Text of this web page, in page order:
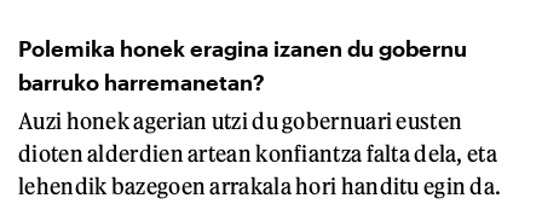
Polemika honek eragina izanen du gobernu
barruko harremanetan?
Auzi honek agerian utzi du gobernuari eusten
dioten alderdien artean konfiantza falta dela, eta
lehendik bazegoen arrakala hori handitu egin da.